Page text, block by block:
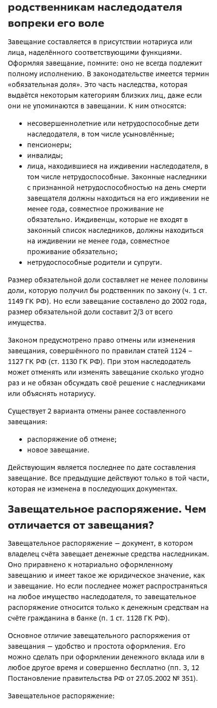
родственникам наследодателя
вопреки его воле
Завещание составляется в присутствии нотариуса или
лица, наделённого соответствующими функциями.
Оформляя завещание, помните: оно не всегда подлежит
полному исполнению. В законодательстве имеется термин
«обязательная доля». Это часть наследства, которая
выдаётся некоторым категориям близких лиц, даже если
они не упоминаются в завещании. К ним относятся:
несовершеннолетние или нетрудоспособные дети
наследодателя, в том числе усыновлённые;
пенсионеры;
инвалиды;
лица, находившиеся на иждивении наследодателя, в
том числе нетрудоспособные. Законные наследники
с признанной нетрудоспособностью на день смерти
завещателя должны находиться на его иждивении не
менее года, совместное проживание не
обязательно. Иждивенцы, которые не входят в
законный список наследников, должны находиться
на иждивении не менее года, совместное
проживание обязательно;
нетрудоспособные родители и супруги.
Размер обязательной доли составляет не менее половины
доли, которую получил бы родственник по закону (ч. 1 ст.
1149 ГК РФ). Но если завещание составлено до 2002 года,
размер обязательной доли составит 2/3 от всего
имущества.
Законом предусмотрено право отмены или изменения
завещания, совершённого по правилам статей 1124 –
1127 ГК РФ (ст. 1130 ГК РФ). При этом наследодатель
может отменять или изменять завещание сколько угодно
раз и не обязан обсуждать своё решение с наследниками
или объяснять нотариусу.
Существует 2 варианта отмены ранее составленного
завещания:
распоряжение об отмене;
новое завещание.
Действующим является последнее по дате составления
завещание. Все предыдущие действуют только в той части,
которая не изменена в последующих документах.
Завещательное распоряжение. Чем
отличается от завещания?
Завещательное распоряжение — документ, в котором
владелец счёта завещает денежные средства наследникам.
Оно приравнено к нотариально оформленному
завещанию и имеет такое же юридическое значение, как
и завещание. Но если последнее может распространяться
на любое имущество наследодателя, то завещательное
распоряжение относится только к денежным средствам на
счёте гражданина в банке (п. 1 ст. 1128 ГК РФ).
Основное отличие завещательного распоряжения от
завещания — удобство и простота оформления. Его
можно сделать при оформлении денежного вклада или в
любое другое время и совершенно бесплатно (пп. 3, 12
Постановление правительства РФ от 27.05.2002 № 351).
Завещательное распоряжение: